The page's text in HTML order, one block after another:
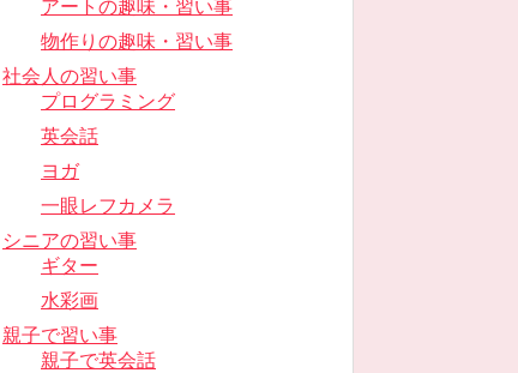
アートの趣味・習い事
物作りの趣味・習い事
社会人の習い事
プログラミング
英会話
ヨガ
一眼レフカメラ
シニアの習い事
ギター
水彩画
親子で習い事
親子で英会話